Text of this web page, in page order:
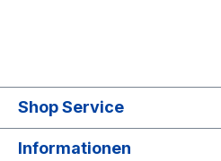
Shop Service
Informationen